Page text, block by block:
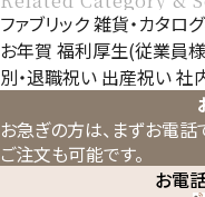
ファブリック雑貨・カタロ
お年賀 福利厚生(従業員
別・退職祝い 出産祝い社
お急ぎの方は、まずお電話
ご注文も可能です。
お電